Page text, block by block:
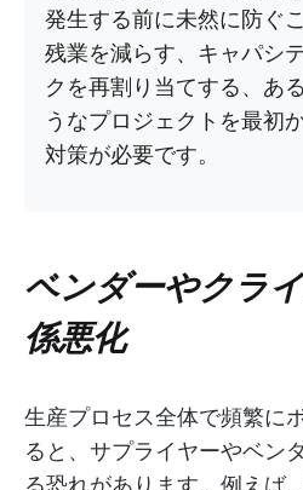
発生する前に未然に防ぐ
残業を減らす、キャパシ
クを再割り当てする、あ
うなプロジェクトを最初
対策が必要です。
ベンダーやクラ
係悪化
生産プロセス全体で頻繁に
ると、サプライヤーやベン
る恐れがあります。例えば